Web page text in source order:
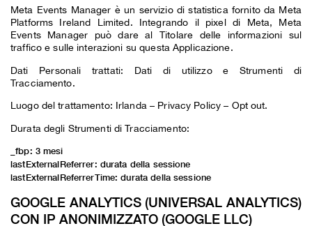
Meta Events Manager è un servizio di statistica fornito da Meta
Platforms Ireland Limited. Integrando il pixel di Meta, Meta
Events Manager può dare al Titolare delle informazioni sul
traffico e sulle interazioni su questa Applicazione.
Dati Personali trattati: Dati di utilizzo e Strumenti di
Tracciamento.
Luogo del trattamento: Irlanda – Privacy Policy – Opt out.
Durata degli Strumenti di Tracciamento:
_fbp: 3 mesi
lastExternalReferrer: durata della sessione
lastExternalReferrerTime: durata della sessione
GOOGLE ANALYTICS (UNIVERSAL ANALYTICS)
CON IP ANONIMIZZATO (GOOGLE LLC)